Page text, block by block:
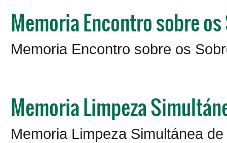
Memoria Encontro sobre
Memoria Encontro sobre os
Memoria Limpeza
Memoria Limpeza Simultánea